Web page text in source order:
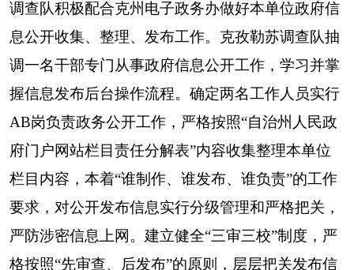
分工4条，更新领导简介1条，发布部门职责1条，
发布内设机构7条，使政府信息公开工作的全面
性、实效性得到了有效提升。
（四）强调公开方法，推进依法行政
克孜勒苏调查队以增强干部职工的知情权、参
与权、监督权为着力点；坚持以公开为原则，以不
公开为例外；遵循循序渐进、稳妥实施的方法；实
行分级公开、分层公开、分类公开；把队务公开与
法制化建设结合起来，与党风廉政建设和作风建设